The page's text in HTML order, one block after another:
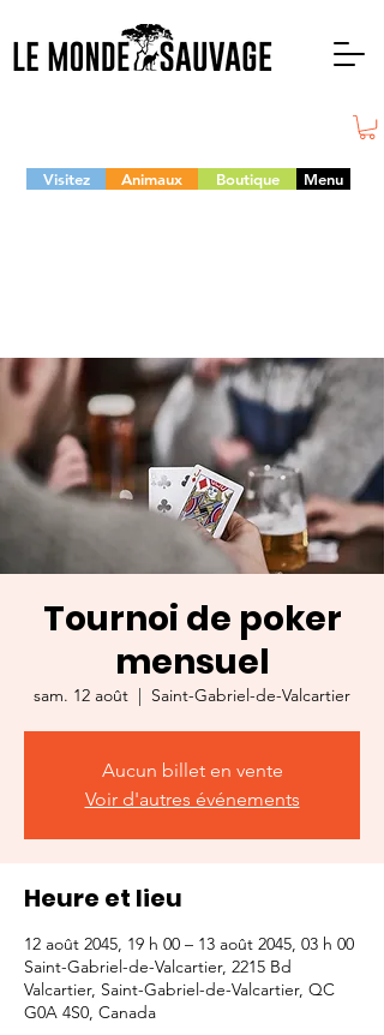
Visitez Animaux Boutique Menu
Tournoi de poker
mensuel
sam. 12 août
  |
Saint-Gabriel-de-Valcartier
Aucun billet en vente
Voir d'autres événements
Heure et lieu
12 août 2045, 19 h 00 – 13 août 2045, 03 h 00
Saint-Gabriel-de-Valcartier, 2215 Bd
Valcartier, Saint-Gabriel-de-Valcartier, QC
G0A 4S0, Canada